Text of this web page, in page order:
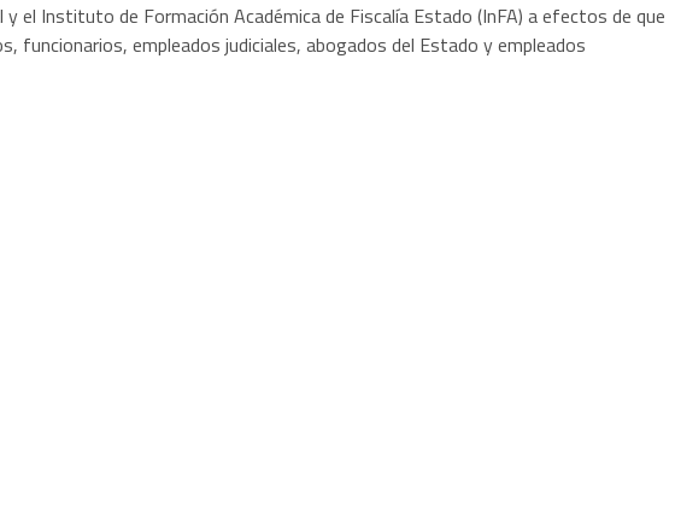
el Instituto de Formación Académica de Fiscalía Estado (InFA) a efectos de que
funcionarios, empleados judiciales, abogados del Estado y empleados